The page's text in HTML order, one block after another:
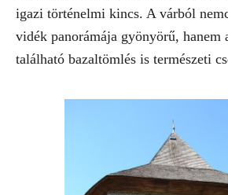
igazi történelmi kincs. A várból
vidék panorámája gyönyörű, hanem
található bazaltömlés is természeti